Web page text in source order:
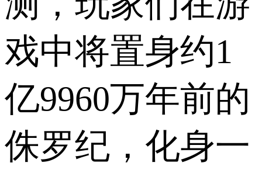
戏中将置身约1
亿9960万年前的
侏罗纪，化身一